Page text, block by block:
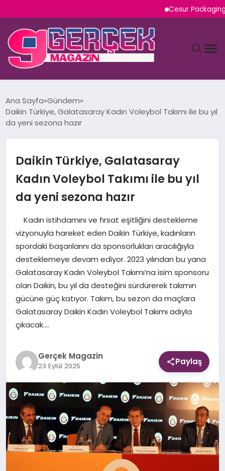
Cesur Packaging,
YAŞAM
SAĞLIK
SIYASET
EKONOMI
DÜNYA
Ana Sayfa Gündem
Daikin Türkiye, Galatasaray Kadın Voleybol Takımı ile bu yıl
da yeni sezona hazır
Daikin Türkiye, Galatasaray
Kadın Voleybol Takımı ile bu yıl
da yeni sezona hazır
Kadın istihdamını ve fırsat eşitliğini destekleme
vizyonuyla hareket eden Daikin Türkiye, kadınların
spordaki başarılarını da sponsorlukları aracılığıyla
desteklemeye devam ediyor. 2023 yılından bu yana
Galatasaray Kadın Voleybol Takımı’na isim sponsoru
olan Daikin, bu yıl da desteğini sürdürerek takımın
gücüne güç katıyor. Takım, bu sezon da maçlara
Galatasaray Daikin Kadın Voleybol Takımı adıyla
çıkacak….
Gerçek Magazin
23 Eylül 2025 Paylaş